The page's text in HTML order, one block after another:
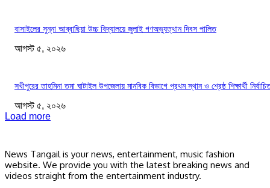
বাসাইলের সুন্না আব্বাছিয়া উচ্চ বিদ্যালয়ে জুলাই গণঅভ্যুত্থান দিবস পালিত
আগস্ট ৫, ২০২৬
সখীপুরের তাহমিনা তমা ঘাটাইল উপজেলায় মানবিক বিভাগে প্রথম স্থান ও শ্রেষ্ঠ শিক্ষার্থী
আগস্ট ৫, ২০২৬
Load more
News Tangail is your news, entertainment, music fashion
website. We provide you with the latest breaking news and
videos straight from the entertainment industry.